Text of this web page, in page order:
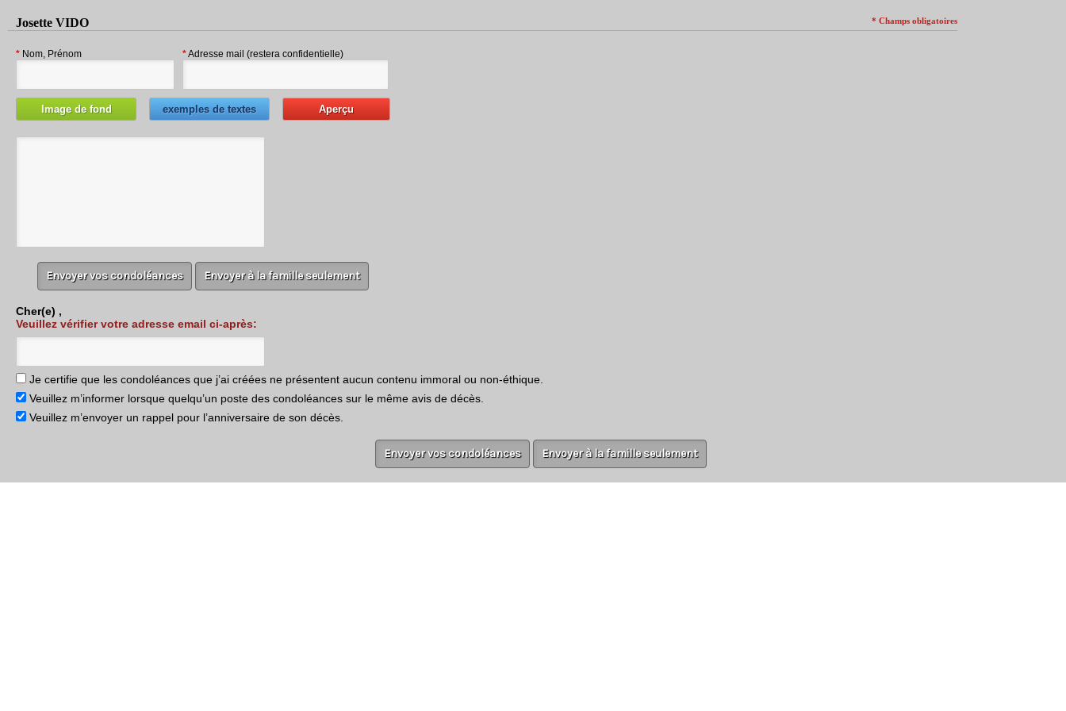
Josette VIDO * Champs obligatoires
* Nom, Prénom *Adresse mail (restera confidentielle)
Image de fond exemples de textes Aperçu
Cher(e) ,
Veuillez vérifier votre adresse email ci-après:
Je certifie que les condoléances que j’ai créées ne présentent aucun contenu immoral ou non-éthique.
Veuillez m’informer lorsque quelqu’un poste des condoléances sur le même avis de décès.
Veuillez m’envoyer un rappel pour l’anniversaire de son décès.